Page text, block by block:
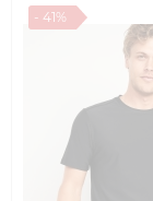
- 41%